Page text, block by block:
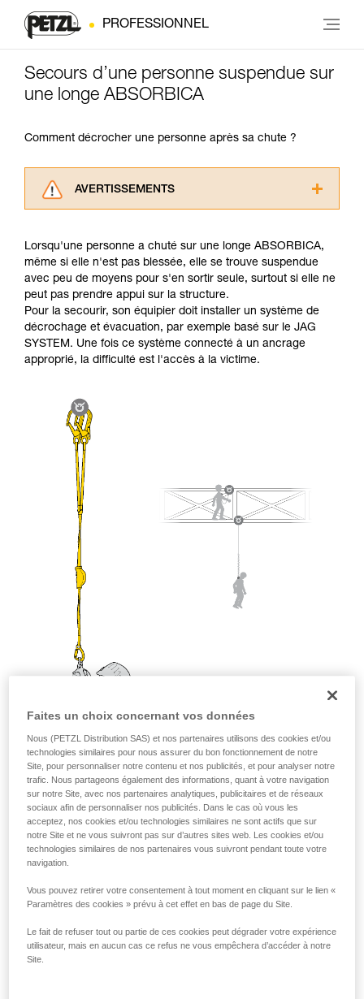
PROFESSIONNEL
Secours d’une personne suspendue sur
une longe ABSORBICA
Comment décrocher une personne après sa chute ?
AVERTISSEMENTS
consulter. Vous devez avoir compris les
informations de la notice technique pour
pouvoir comprendre ce complément
d’informations.
Maîtriser ces techniques nécessite une
formation et un entraînement spécifique. Validez
avec un professionnel votre capacité à refaire
la manipulation, seul, en toute sécurité, avant
Nous donnons des exemples de techniques
liées à votre activité. Il peut en exister d’autres
que nous ne décrivons pas ici.
Lorsqu'une personne a chuté sur une longe ABSORBICA,
même si elle n'est pas blessée, elle se trouve suspendue
avec peu de moyens pour s'en sortir seule, surtout si elle ne
peut pas prendre appui sur la structure.
Pour la secourir, son équipier doit installer un système de
décrochage et évacuation, par exemple basé sur le JAG
SYSTEM. Une fois ce système connecté à un ancrage
approprié, la difficulté est l'accès à la victime.
Faites un choix concernant vos données
Nous (PETZL Distribution SAS) et nos partenaires utilisons des cookies et/ou
technologies similaires pour nous assurer du bon fonctionnement de notre
Site, pour personnaliser notre contenu et nos publicités, et pour analyser notre
trafic. Nous partageons également des informations, quant à votre navigation
sur notre Site, avec nos partenaires analytiques, publicitaires et de réseaux
sociaux afin de personnaliser nos publicités. Dans le cas où vous les
acceptez, nos cookies et/ou technologies similaires ne sont actifs que sur
notre Site et ne vous suivront pas sur d’autres sites web. Les cookies et/ou
technologies similaires de nos partenaires vous suivront pendant toute votre
navigation.
Vous pouvez retirer votre consentement à tout moment en cliquant sur le lien «
Paramètres des cookies » prévu à cet effet en bas de page du Site.
Le fait de refuser tout ou partie de ces cookies peut dégrader votre expérience
utilisateur, mais en aucun cas ce refus ne vous empêchera d’accéder à notre
Site.